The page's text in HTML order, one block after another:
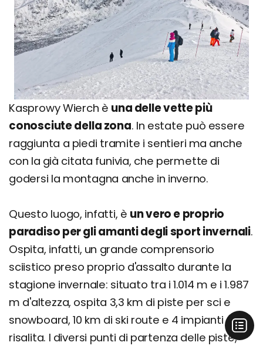
Kasprowy Wierch è una delle vette più
conosciute della zona. In estate può essere
raggiunta a piedi tramite i sentieri ma anche
con la già citata funivia, che permette di
godersi la montagna anche in inverno.
Questo luogo, infatti, è un vero e proprio
paradiso per gli amanti degli sport invernali.
Ospita, infatti, un grande comprensorio
sciistico preso proprio d'assalto durante la
stagione invernale: situato tra i 1.014 m e i 1.987
m d'altezza, ospita 3,3 km di piste per sci e
snowboard, 10 km di ski route e 4 impianti di
risalita. I diversi punti di partenza delle piste,